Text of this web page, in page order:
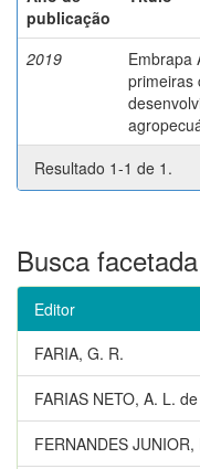
publicação
2019
Embrapa
primeiras
Resultado 1-1 de 1.
Busca facetada
Editor
FARIA, G. R.
FARIAS NETO, A. L. de
FERNANDES JUNIOR,